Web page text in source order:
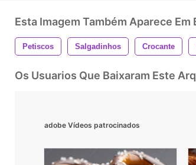
Esta Imagem Também Aparece Em
Petiscos Salgadinhos Crocante
Os Usuarios Que Baixaram Este
adobe Vídeos patrocinados